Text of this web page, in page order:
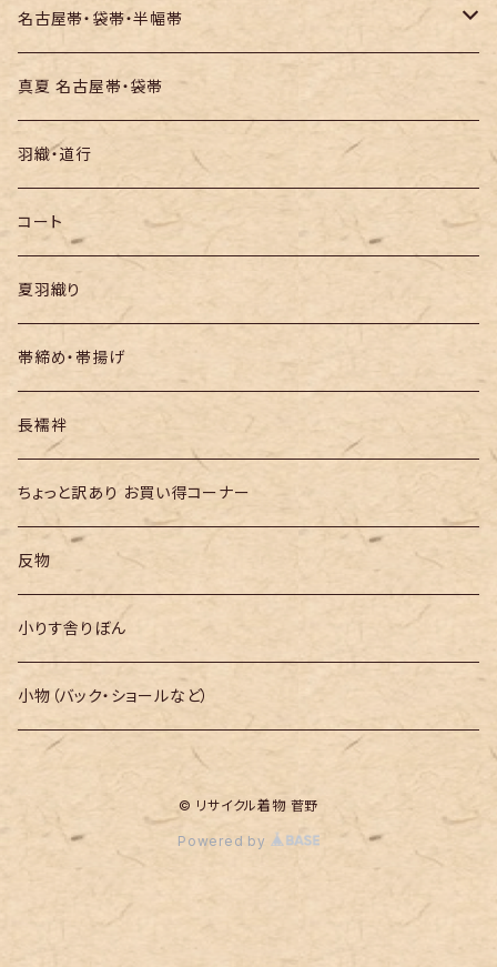
お召し
木綿・綿麻
絞りの浴衣
名古屋帯・袋帯・半幅帯
名古屋帯
袋帯
半幅帯
真夏 名古屋帯・袋帯
羽織・道行
コート
夏羽織り
帯締め・帯揚げ
長襦袢
ちょっと訳あり お買い得コーナー
反物
小りす舎りぼん
小物（バック・ショールなど）
© リサイクル着物 菅野
Powered by